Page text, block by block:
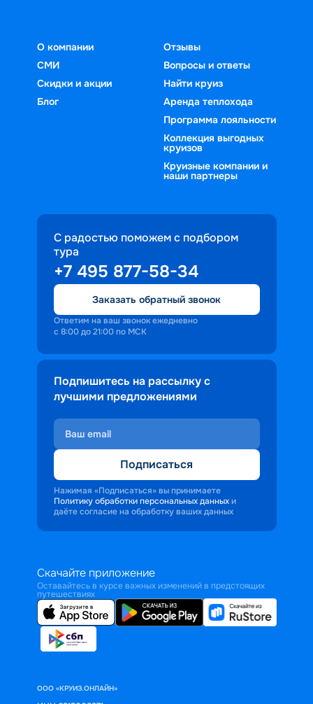
О компании
СМИ
Скидки и акции
Блог
Отзывы
Вопросы и ответы
Найти круиз
Аренда теплохода
Программа лояльности
Коллекция выгодных
круизов
Круизные компании и
наши партнеры
С радостью поможем с подбором
тура
+7 495 877-58-34
Заказать обратный звонок
Ответим на ваш звонок ежедневно
с 8:00 до 21:00 по МСК
Подпишитесь на рассылку с
лучшими предложениями
Подписаться
Нажимая «Подписаться» вы принимаете
Политику обработки персональных данных и
даёте согласие на обработку ваших данных
Скачайте приложение
Оставайтесь в курсе важных изменений в предстоящих
путешествиях
ООО «КРУИЗ.ОНЛАЙН»